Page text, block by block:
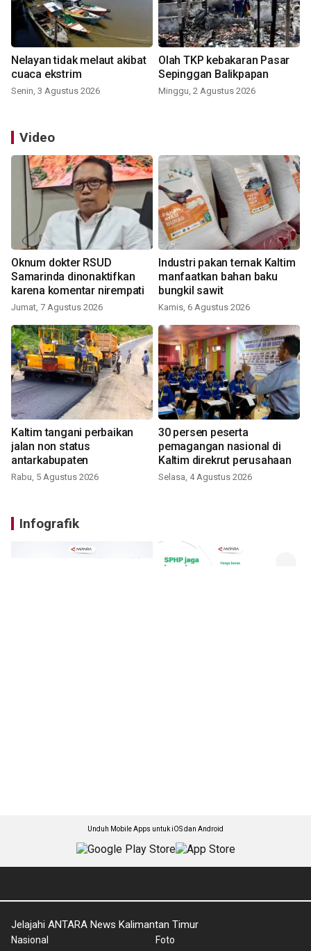
Nelayan tidak melaut akibat
cuaca ekstrim
Senin, 3 Agustus 2026
Olah TKP kebakaran Pasar
Sepinggan Balikpapan
Minggu, 2 Agustus 2026
Video
Oknum dokter RSUD
Samarinda dinonaktifkan
karena komentar nirempati
Jumat, 7 Agustus 2026
Industri pakan ternak Kaltim
manfaatkan bahan baku
bungkil sawit
Kamis, 6 Agustus 2026
Kaltim tangani perbaikan
jalan non status
antarkabupaten
Rabu, 5 Agustus 2026
30 persen peserta
pemagangan nasional di
Kaltim direkrut perusahaan
Selasa, 4 Agustus 2026
Infografik
Unduh Mobile Apps untuk iOS dan Android
Jelajahi ANTARA News Kalimantan Timur
Nasional Foto